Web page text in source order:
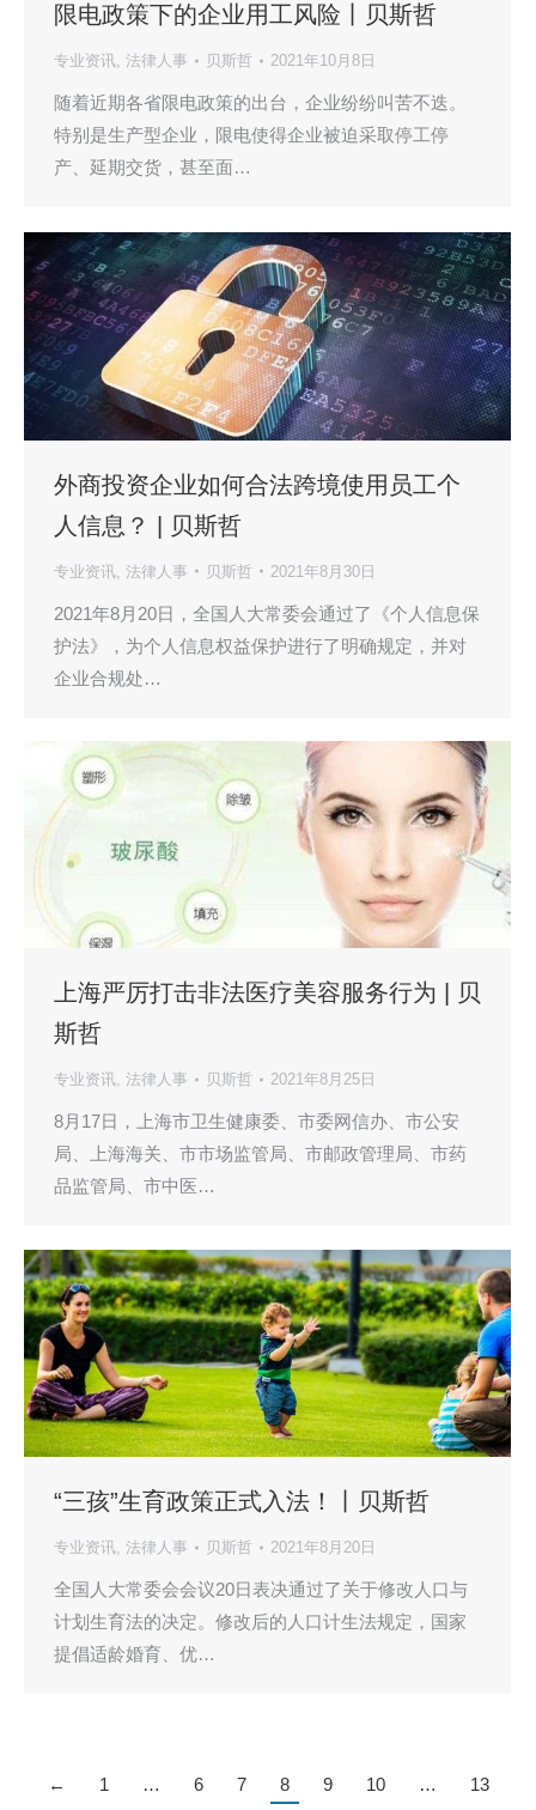
限电政策下的企业用工风险丨贝斯哲
专业资讯, 法律人事 贝斯哲 2021年10月8日
随着近期各省限电政策的出台，企业纷纷叫苦不迭。
特别是生产型企业，限电使得企业被迫采取停工停
产、延期交货，甚至面…
外商投资企业如何合法跨境使用员工个
人信息？ | 贝斯哲
专业资讯 法律人事 贝斯哲 2021年8月30日
2021年8月20日，全国人大常委会通过了《个人信息保
护法》，为个人信息权益保护进行了明确规定，并对
企业合规处…
上海严厉打击非法医疗美容服务行为 | 贝
斯哲
专业资讯, 法律人事 贝斯哲 2021年8月25日
8月17日，上海市卫生健康委、市委网信办、市公安
局、上海海关、市市场监管局、市邮政管理局、市药
品监管局、市中医…
“三孩”生育政策正式入法！丨贝斯哲
专业资讯, 法律人事 贝斯哲 2021年8月20日
全国人大常委会会议20日表决通过了关于修改人口与
计划生育法的决定。修改后的人口计生法规定，国家
提倡适龄婚育、优…
← 1 … 6 7 8 9 10 …
13